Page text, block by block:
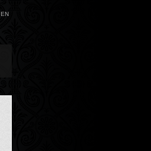
EN